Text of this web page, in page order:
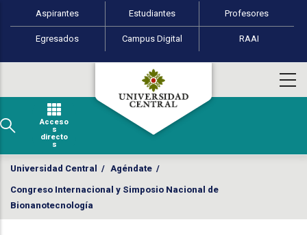
Pasar al contenido principal
Perfiles de usuario
Aspirantes Estudiantes Profesores
Egresados Campus Digital RAAI
Acceso
s
directo
s
Universidad Central / Agéndate /
Congreso Internacional y Simposio Nacional de
Bionanotecnología